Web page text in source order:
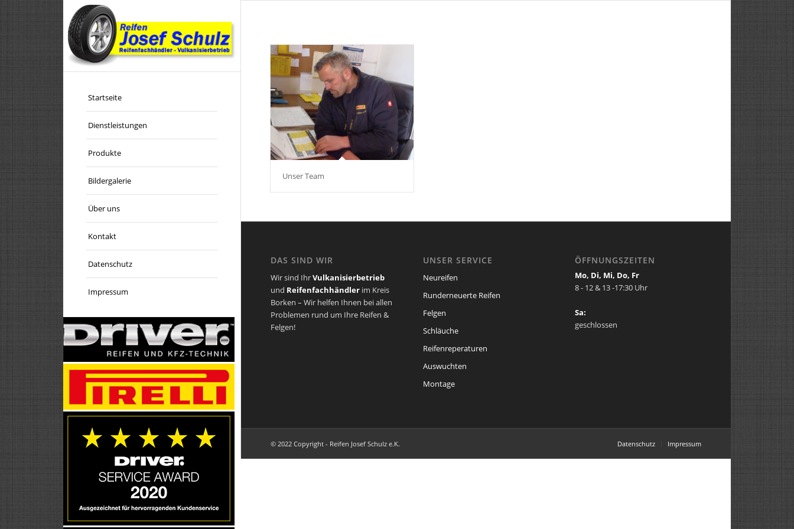
Startseite
Dienstleistungen
Produkte
Bildergalerie
Über uns
Kontakt
Datenschutz
Impressum
Unser Team
DAS SIND WIR
Wir sind IhrVulkanisierbetrieb
und Reifenfachhändler im Kreis
Borken – Wir helfen Ihnen bei allen
Problemen rund um Ihre Reifen &
Felgen!
UNSER SERVICE
Neureifen
Runderneuerte Reifen
Felgen
Schläuche
Reifenreperaturen
Auswuchten
Montage
ÖFFNUNGSZEITEN
Mo, Di, Mi, Do, Fr
8 - 12 & 13 -17:30 Uhr
Sa:
geschlossen
© 2022 Copyright - Reifen Josef Schulz e.K. Datenschutz Impressum